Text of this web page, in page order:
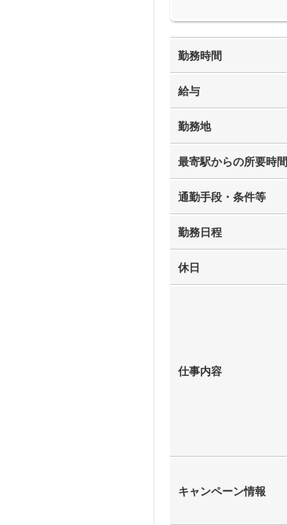
勤務時間
給与
勤務地
最寄駅からの所要時間
通勤手段・条件等
勤務日程
休日
仕事内容
キャンペーン情報